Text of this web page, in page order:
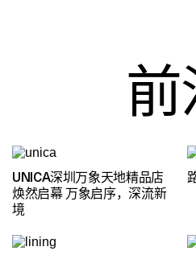
前
UNICA深圳万象天地精品店
焕然启幕 万象启序，深流新
境